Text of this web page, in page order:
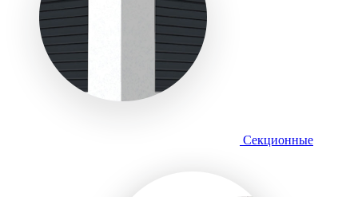
Секционные